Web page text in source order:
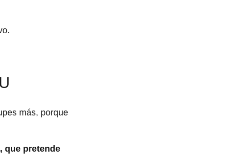
más, porque
que pretende